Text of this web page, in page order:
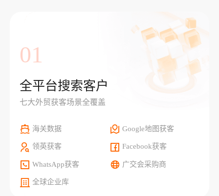
01
全平台搜索客户
七大外贸获客场景全覆盖
海关数据 Google地图获客
领英获客 Facebook获客
WhatsApp获客 广交会采购商
全球企业库